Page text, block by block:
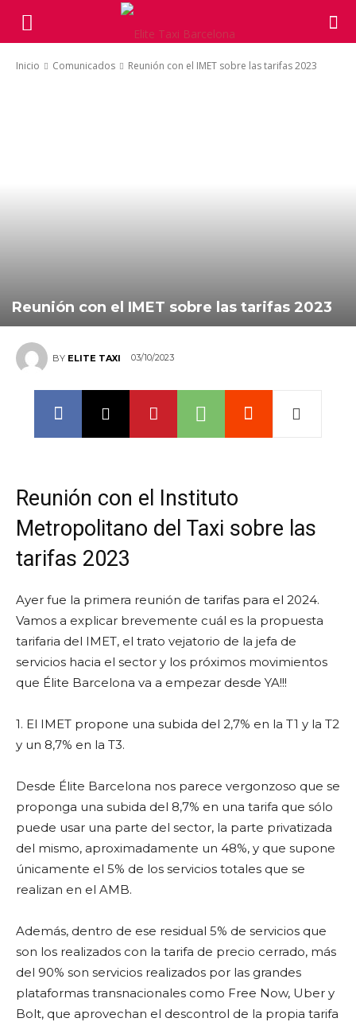
Inicio Comunicados Reunión con el IMET sobre las tarifas 2023
Reunión con el IMET sobre las tarifas 2023
BY ELITE TAXI 03/10/2023
Reunión con el Instituto
Metropolitano del Taxi sobre las
tarifas 2023
Ayer fue la primera reunión de tarifas para el 2024.
Vamos a explicar brevemente cuál es la propuesta
tarifaria del IMET, el trato vejatorio de la jefa de
servicios hacia el sector y los próximos movimientos
que Élite Barcelona va a empezar desde YA!!!
1. El IMET propone una subida del 2,7% en la T1 y la T2
y un 8,7% en la T3.
Desde Élite Barcelona nos parece vergonzoso que se
proponga una subida del 8,7% en una tarifa que sólo
puede usar una parte del sector, la parte privatizada
del mismo, aproximadamente un 48%, y que supone
únicamente el 5% de los servicios totales que se
realizan en el AMB.
Además, dentro de ese residual 5% de servicios que
son los realizados con la tarifa de precio cerrado, más
del 90% son servicios realizados por las grandes
plataformas transnacionales como Free Now, Uber y
Bolt, que aprovechan el descontrol de la propia tarifa